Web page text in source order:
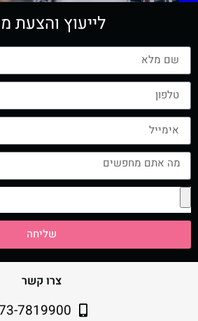
לייעוץ והצעת
שליחה
צרו קשר
7819900